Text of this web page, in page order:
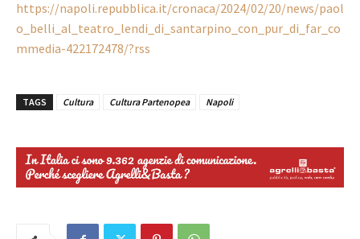
https://napoli.repubblica.it/cronaca/2024/02/20/news/paol
o_belli_al_teatro_lendi_di_santarpino_con_pur_di_far_co
mmedia-422172478/?rss
TAGS Cultura Cultura Partenopea Napoli